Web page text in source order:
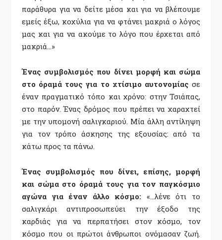
παράθυρα για να δείτε μέσα και για να βλέπουμε
εμείς έξω, κοχύλια για να φτάνει μακριά ο λόγος
μας και για να ακούμε το λόγο που έρχεται από
μακριά…»
Ένας συμβολισμός που δίνει μορφή και σώμα
στο όραμά τους για το χτίσιμο αυτονομίας σε
έναν πραγματικό τόπο και χρόνο: στην Τσιάπας,
στο παρόν. Ένας δρόμος που πρέπει να χαραχτεί
με την υπομονή σαλιγκαριού. Μία άλλη αντίληψη
για τον τρόπο άσκησης της εξουσίας: από τα
κάτω προς τα πάνω.
Ένας συμβολισμός που δίνει, επίσης, μορφή
και σώμα στο όραμά τους για τον παγκόσμιο
αγώνα για έναν άλλο κόσμο: «…λένε ότι το
σαλιγκάρι αντιπροσωπεύει την έξοδο της
καρδιάς για να περπατήσει στον κόσμο, τον
κόσμο που οι πρώτοι άνθρωποι ονόμασαν ζωή.